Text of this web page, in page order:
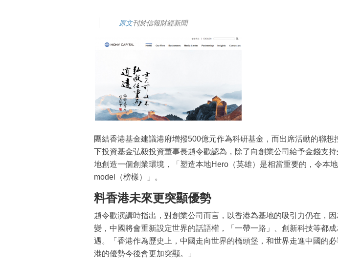
原文刊於信報財經新聞
團結香港基金建議港府增撥500億元作為科研基金，而出席活動的聯想
下投資基金弘毅投資董事長趙令歡認為，除了向創業公司給予金錢支
地創造一個創業環境，「塑造本地Hero（英雄）是相當重要的，令本
model（榜樣）」。
料香港未來更突顯優勢
趙令歡演講時指出，對創業公司而言，以香港為基地的吸引力仍在，
變，中國將會重新設定世界的話語權，「一帶一路」、創新科技等都
遇。「香港作為歷史上，中國走向世界的橋頭堡，和世界走進中國的
港的優勢今後會更加突顯。」
最新資訊（附